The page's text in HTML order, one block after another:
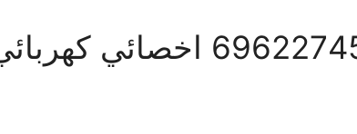
تصليح ماليبو 69622745 اخصائي